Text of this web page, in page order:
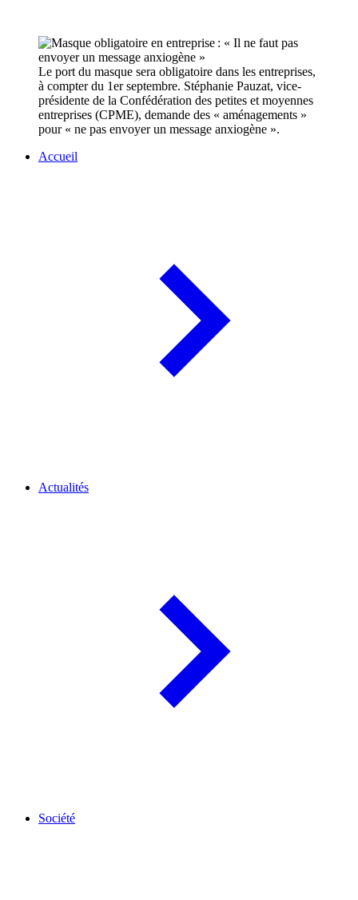
Le port du masque sera obligatoire dans les entreprises,
à compter du 1er septembre. Stéphanie Pauzat, vice-
présidente de la Confédération des petites et moyennes
entreprises (CPME), demande des « aménagements »
pour « ne pas envoyer un message anxiogène ».
Accueil
Actualités
Société